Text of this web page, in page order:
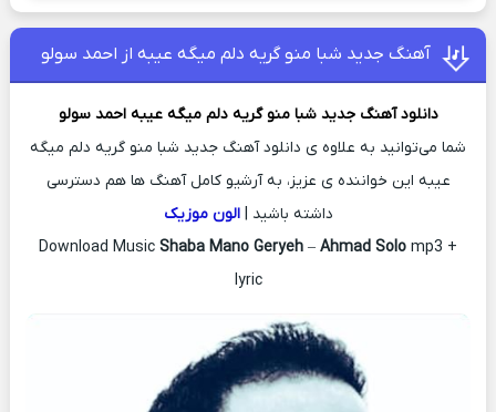
آهنگ جدید شبا منو گریه دلم میگه عیبه از احمد سولو
دانلود آهنگ جدید شبا منو گریه دلم میگه عیبهاحمد سولو
شما می‌توانید به علاوه ی دانلود آهنگ جدید شبا منو گریه دلم میگه
عیبه این خواننده ی عزیز، به آرشیو کامل آهنگ ها هم دسترسی
داشته باشید |الون موزیک
Download Music Shaba Mano Geryeh – Ahmad Solo mp3 +
lyric